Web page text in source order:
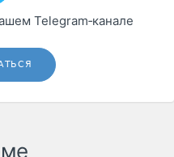
Telegram‑канале